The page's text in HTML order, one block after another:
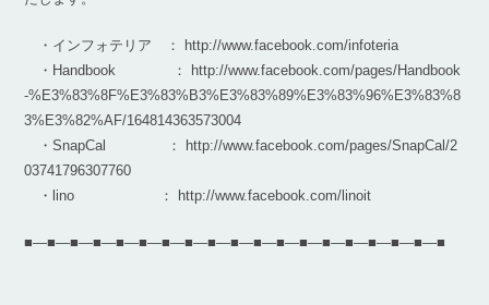
・インフォテリア ： http://www.facebook.com/infoteria
・Handbook ： http://www.facebook.com/pages/Handbook
-%E3%83%8F%E3%83%B3%E3%83%89%E3%83%96%E3%83%8
3%E3%82%AF/164814363573004
・SnapCal ： http://www.facebook.com/pages/SnapCal/2
03741796307760
・lino ： http://www.facebook.com/linoit
■―■―■―■―■―■―■―■―■―■―■―■―■―■―■―■―■―■―■